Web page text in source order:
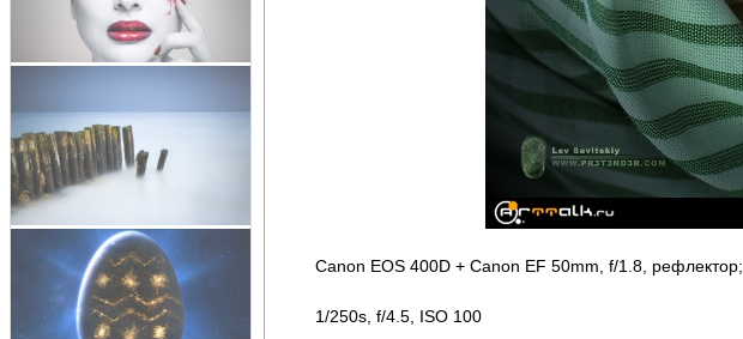
Canon EOS 400D + Canon EF 50mm, f/1.8, рефлектор;
1/250s, f/4.5, ISO 100